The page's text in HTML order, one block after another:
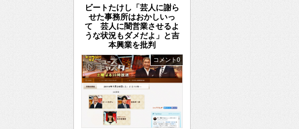
ビートたけし「芸人に謝ら
せた事務所はおかしいっ
て 芸人に闇営業させるよ
うな状況もダメだよ」と吉
本興業を批判
コメント0